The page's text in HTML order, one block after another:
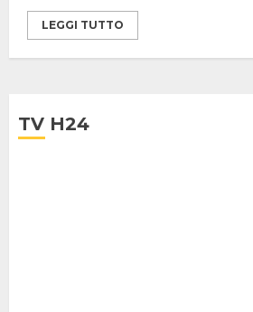
LEGGI TUTTO
TV H24